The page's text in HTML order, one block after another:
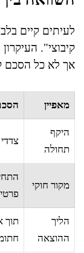
לעיתים קיים
קיבוצי".
אך לא כל הסכם
מאפיין
היקף
תחולה
מקור חוקי
הליך
ההוצאה
תוך